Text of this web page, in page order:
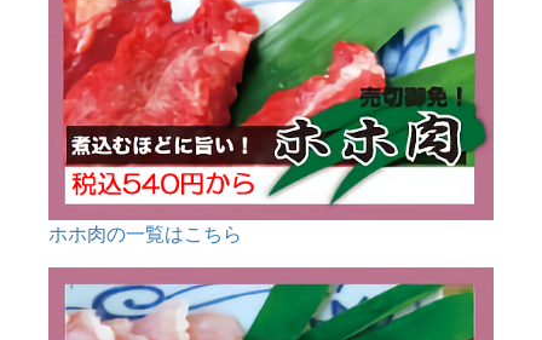
ホホ肉の一覧はこちら